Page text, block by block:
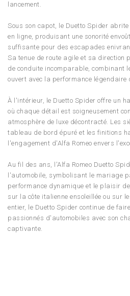
lancement.
Sous son capot, le Duetto Spider
en ligne, produisant une sonorité
suffisante pour des escapades
Sa tenue de route agile et sa direction
de conduite incomparable, combinant
ouvert avec la performance légendaire
À l'intérieur, le Duetto Spider offre un
où chaque détail est soigneusement
atmosphère de luxe décontracté. Les
tableau de bord épuré et les finitions
l'engagement d'Alfa Romeo envers
Au fil des ans, l'Alfa Romeo Duetto
l'automobile, symbolisant le mariage
performance dynamique et le plaisir
sur la côte italienne ensoleillée ou sur
entier, le Duetto Spider continue de
passionnés d'automobiles avec son
captivante.